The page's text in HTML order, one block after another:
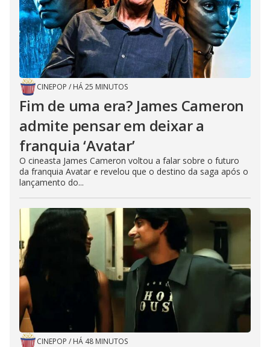
CINEPOP / HÁ 25 MINUTOS
Fim de uma era? James Cameron
admite pensar em deixar a
franquia ‘Avatar’
O cineasta James Cameron voltou a falar sobre o futuro
da franquia Avatar e revelou que o destino da saga após o
lançamento do...
CINEPOP / HÁ 48 MINUTOS